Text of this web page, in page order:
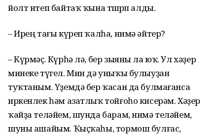
йолт итеп байтаҡ ҡына төшөрөп алды.
– Ирең тағы күреп ҡалһа, нимә әйтер?
– Күрмәҫ. Күрһә лә, бер зыяны ла юҡ. Ул хәҙер
минеке түгел. Мин дә уныҡы булыуҙан
туҡтаным. Үҙемдә бер ҡасан да булмағанса
иркенлек һәм азатлыҡ тойғоһо кисерәм. Хәҙер
ҡайҙа теләйем, шунда барам, нимә теләйем,
шуны ашайым. Ҡыҫҡаһы, тормош булғас,